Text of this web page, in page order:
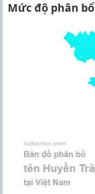
Mức độ phân bổ